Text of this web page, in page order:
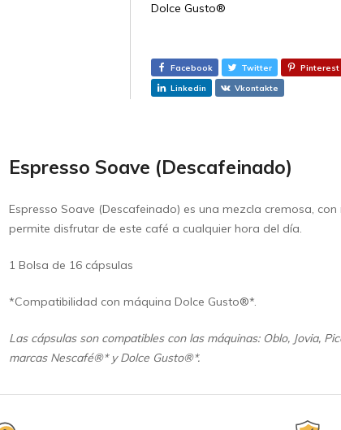
Dolce Gusto®
Facebook Twitter Pinterest
Linkedin
Vkontakte
Espresso Soave (Descafeinado)
Espresso Soave (Descafeinado) es una mezcla cremosa,
permite disfrutar de este café a cualquier hora del día.
1 Bolsa de 16 cápsulas
*Compatibilidad con máquina Dolce Gusto®*.
Las cápsulas son compatibles con las máquinas: Oblo, Jovia,
marcas Nescafé®* y Dolce Gusto®*.